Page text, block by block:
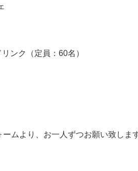
ンク（定員：60名）
ムより、お一人ずつお願い致します